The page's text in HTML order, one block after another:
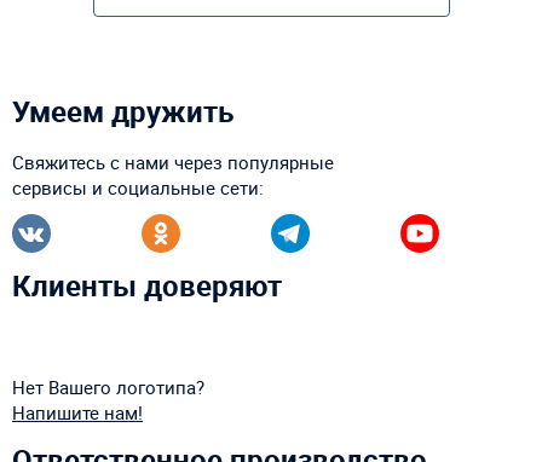
Умеем дружить
Свяжитесь с нами через популярные
сервисы и социальные сети:
Клиенты доверяют
Нет Вашего логотипа?
Напишите нам!